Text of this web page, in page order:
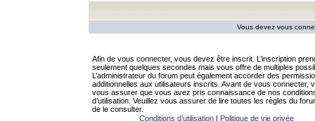
Vous devez vous
Afin de vous connecter, vous devez être inscrit. L’inscription
seulement quelques secondes mais vous offre de multiples
L’administrateur du forum peut également accorder des
additionnelles aux utilisateurs inscrits. Avant de vous connecter,
vous assurer que vous avez pris connaissance de nos
d’utilisation. Veuillez vous assurer de lire toutes les règles du
de le consulter.
Conditions d’utilisation| Politique de vie privée